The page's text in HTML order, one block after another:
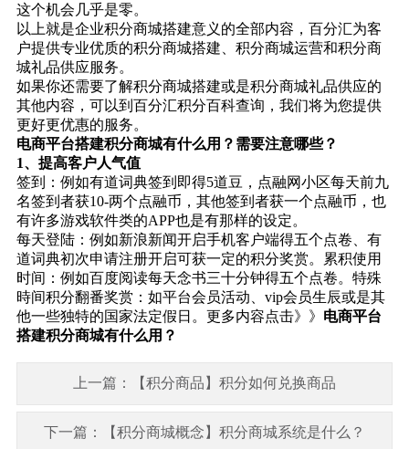
这个机会几乎是零。
以上就是企业积分商城搭建意义的全部内容，百分汇为客
户提供专业优质的积分商城搭建、 积分商城运营和积分商
城礼品供应服务。
如果你还需要了解积分商城搭建或是积分商城礼品供应的
其他内容，可以到百分汇积分百科查询，我们将为您提供
更好更优惠的服务。
电商平台搭建积分商城有什么用？需要注意哪些？
1、提高客户人气值
签到：例如有道词典签到即得5道豆，点融网小区每天前九
名签到者获10-两个点融币，其他签到者获一个点融币，也
有许多游戏软件类的APP也是有那样的设定。
每天登陆：例如新浪新闻开启手机客户端得五个点卷、有
道词典初次申请注册开启可获一定的积分奖赏。累积使用
时间：例如百度阅读每天念书三十分钟得五个点卷。特殊
時间积分翻番奖赏：如平台会员活动、vip会员生辰或是其
他一些独特的国家法定假日。更多内容点击》》 电商平台
搭建积分商城有什么用？
上一篇：【积分商品】积分如何兑换商品
下一篇：【积分商城概念】积分商城系统是什么？